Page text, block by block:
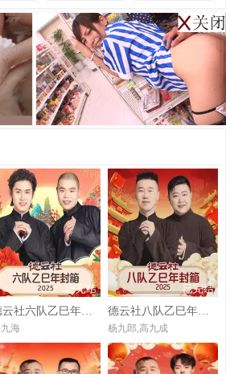
20240222 20240227
20240306 20240307
20240314 20240319
20240326 20240327
20240411 20240416
20240423 20240424
20240501 20240502
20240509 20240514
20240521 20240522
20240529 20240530
20240612 20240613
20240620 20240625
20240702 20240703
20240710 20240711
20240730 20240731
20240807 20240808
20240815 20240816
20240827 20240828
20240904 20240906
20240912 20240917
20230803 20230808
20230815 20230816
20230823 20230824
20230919 20230920
20231012 20231017
20231024 20231025
20231101 20231102
20231115 20231116
20231123 20231128
20231206 20231207
已完结
德云社六队乙巳年封箱2025
海
已完结
德云社八队乙巳年封箱2025
杨九郎,高九成